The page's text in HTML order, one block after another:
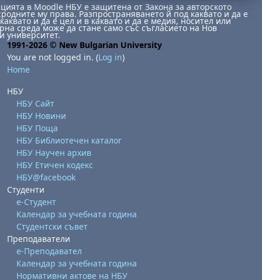
в Moodle НБУ е защитена от Закона за авторското
му права. Разпространяването й под каквато и да е
и да е цел и в каквато и да е медия, носител или
среда може да стане само със съгласието на Нов
университет.
1991-2026 © New Bulgarian University
You are not logged in. (Log in)
Home
НБУ
НБУ Сайт
НБУ Новини
НБУ Поща
НБУ Библиотечен каталог
НБУ Научен архив
НБУ Етичен кодекс
НБУ@facebook
Студенти
е-Студент
Календар за учебната година
Студентски съвет
Преподаватели
е-Преподавател
Календар за учебната година
Нормативни актове на НБУ